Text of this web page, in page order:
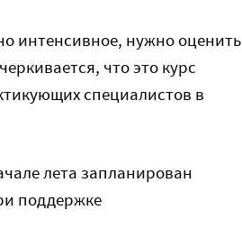
интенсивное, нужно оценить
что это курс
специалистов в
лета запланирован
поддержке